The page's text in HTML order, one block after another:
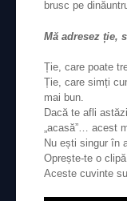
brusc pe
Mă adresez ție,
Ție, care poate
Ție, care simți
mai bun.
Dacă te afli
„acasă”… acest
Nu ești singur în
Oprește-te o
Aceste cuvinte